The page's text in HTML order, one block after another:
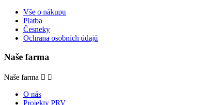
Vše o nákupu
Platba
Česneky
Ochrana osobních údajů
Naše farma
Naše farma  
O nás
Projekty PRV